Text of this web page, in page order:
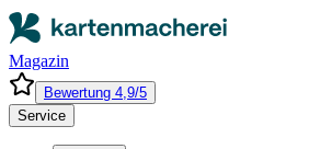
Magazin
Bewertung 4,9/5
Service